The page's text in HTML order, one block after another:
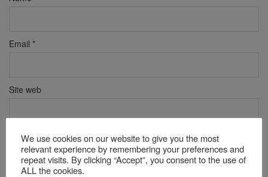
Email *
Site web
Verificare anti-robot
Click pentru a începe verificarea
FriendlyCaptcha ⇗
We use cookies on our website to give you the most
relevant experience by remembering your preferences and
repeat visits. By clicking “Accept”, you consent to the use of
ALL the cookies.